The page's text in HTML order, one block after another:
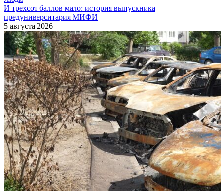
И трехсот баллов мало: история выпускника
предуниверситария МИФИ
5 августа 2026